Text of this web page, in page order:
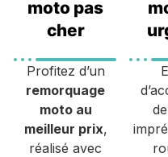
moto pas
cher
Profitez d’un
remorquage
moto au
meilleur prix,
réalisé avec